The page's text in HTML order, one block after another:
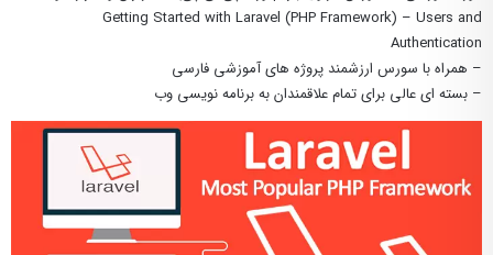
Getting Started with Laravel (PHP Framework) – Users and
Authentication
– همراه با سورس ارزشمند پروژه های آموزشی فارسی
– بسته ای عالی برای تمام علاقمندان به برنامه نویسی وب